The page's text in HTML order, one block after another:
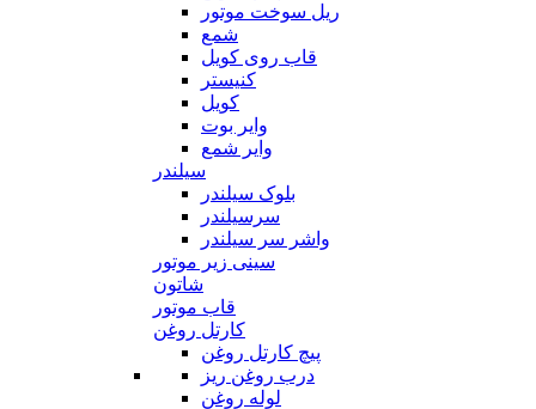
ریل سوخت موتور
شمع
قاب روی کویل
کنیستر
کویل
وایر بوت
وایر شمع
سیلندر
بلوک سیلندر
سرسیلندر
واشر سر سیلندر
سینی زیر موتور
شاتون
قاب موتور
کارتل روغن
پیچ کارتل روغن
درب روغن ریز
لوله روغن